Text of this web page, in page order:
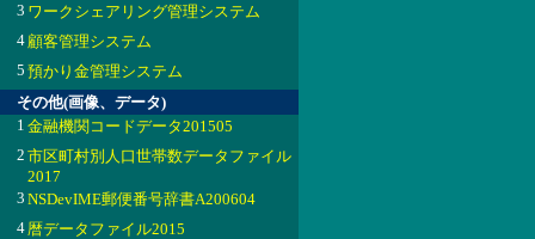
3 ワークシェアリング管理システム
4顧客管理システム
5 預かり金管理システム
その他(画像、データ)
1 金融機関コードデータ201505
2 市区町村別人口世帯数データファイル
2017
3 NSDevIME郵便番号辞書A200604
4暦データファイル2015